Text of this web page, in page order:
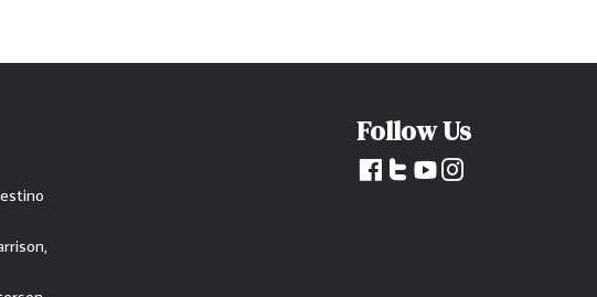
Follow Us